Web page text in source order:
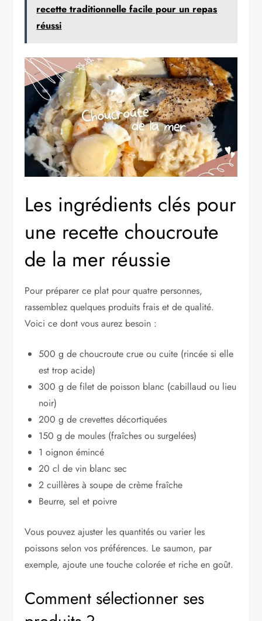
recette traditionnelle facile pour un repas
réussi
Les ingrédients clés pour
une recette choucroute
de la mer réussie
Pour préparer ce plat pour quatre personnes,
rassemblez quelques produits frais et de qualité.
Voici ce dont vous aurez besoin :
500 g de choucroute crue ou cuite (rincée si elle
est trop acide)
300 g de filet de poisson blanc (cabillaud ou lieu
noir)
200 g de crevettes décortiquées
150 g de moules (fraîches ou surgelées)
1 oignon émincé
20 cl de vin blanc sec
2 cuillères à soupe de crème fraîche
Beurre, sel et poivre
Vous pouvez ajuster les quantités ou varier les
poissons selon vos préférences. Le saumon, par
exemple, ajoute une touche colorée et riche en goût.
Comment sélectionner ses